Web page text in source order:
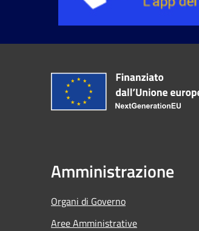
Amministrazione
Organi di Governo
Aree Amministrative